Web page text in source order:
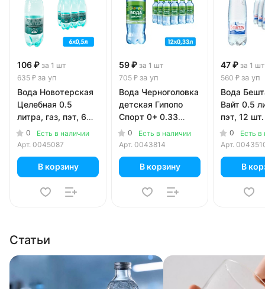
106 ₽ за 1 шт
635 ₽ за уп
Вода Новотерская
Целебная 0.5
литра, газ, пэт, 6
шт. в уп.
0
Есть в наличии
Арт. 0045087
В корзину
59 ₽ за 1 шт
705 ₽ за уп
Вода Черноголовка
детская Гипопо
Спорт 0+ 0.33
литра, без газа,
пэт, 12 шт. в уп.
0
Есть в наличии
Арт. 0043814
В корзину
47 ₽ за 1 шт
560 ₽ за уп
Вода
Вайт 0.5
пэт, 12
0
Есть в
Арт.
В
Статьи